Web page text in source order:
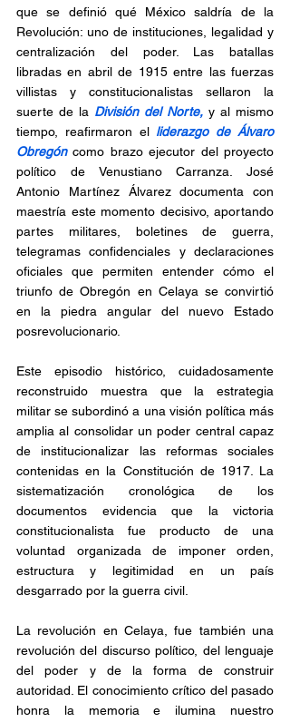
que se definió qué México saldría de la
Revolución: uno de instituciones, legalidad y
centralización del poder. Las batallas
libradas en abril de 1915 entre las fuerzas
villistas y constitucionalistas sellaron la
suerte de la División del Norte, y al mismo
tiempo, reafirmaron el liderazgo de Álvaro
Obregón como brazo ejecutor del proyecto
político de Venustiano Carranza. José
Antonio Martínez Álvarez documenta con
maestría este momento decisivo, aportando
partes militares, boletines de guerra,
telegramas confidenciales y declaraciones
oficiales que permiten entender cómo el
triunfo de Obregón en Celaya se convirtió
en la piedra angular del nuevo Estado
posrevolucionario.
Este episodio histórico, cuidadosamente
reconstruido muestra que la estrategia
militar se subordinó a una visión política más
amplia al consolidar un poder central capaz
de institucionalizar las reformas sociales
contenidas en la Constitución de 1917. La
sistematización cronológica de los
documentos evidencia que la victoria
constitucionalista fue producto de una
voluntad organizada de imponer orden,
estructura y legitimidad en un país
desgarrado por la guerra civil.
La revolución en Celaya, fue también una
revolución del discurso político, del lenguaje
del poder y de la forma de construir
autoridad. El conocimiento crítico del pasado
honra la memoria e ilumina nuestro